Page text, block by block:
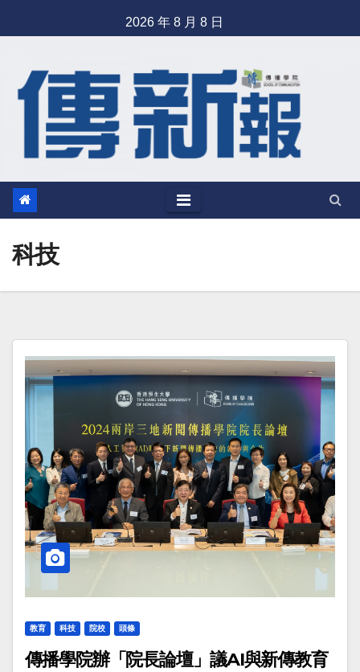
to
2026 年 8 月 8 日
科技
教育 科技 院校 頭條
傳播學院辦「院長論壇」議AI與新傳教育